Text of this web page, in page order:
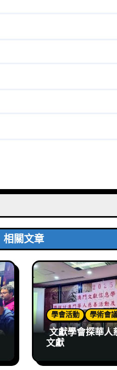
相關文章
學會活動 學術會
文獻學會探華人
文獻